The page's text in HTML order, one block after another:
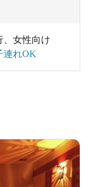
女性向け
連れOK